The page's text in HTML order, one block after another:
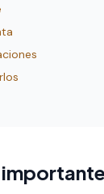
importante